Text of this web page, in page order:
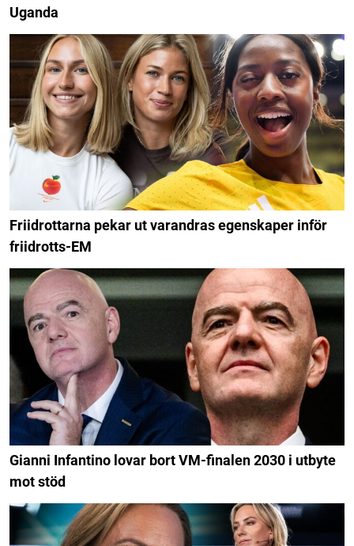
Uganda
Friidrottarna pekar ut varandras egenskaper inför
friidrotts-EM
Gianni Infantino lovar bort VM-finalen 2030 i utbyte
mot stöd